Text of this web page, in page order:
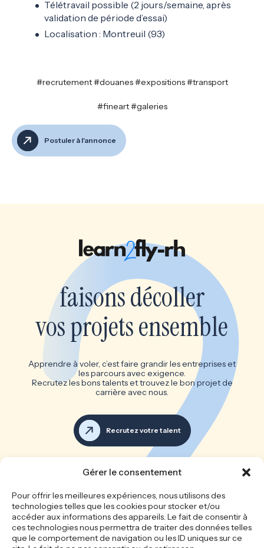
Gérer le consentement
Pour offrir les meilleures expériences, nous utilisons des
technologies telles que les cookies pour stocker et/ou
accéder aux informations des appareils. Le fait de consentir à
ces technologies nous permettra de traiter des données telles
que le comportement de navigation ou les ID uniques sur ce
Télétravail possible (2 jours/semaine, après
validation de période d’essai)
Localisation : Montreuil (93)
#recrutement #douanes #expositions #transport
#fineart #galeries
Postuler à l'annonce
faisons décoller
vos projets ensemble
Apprendre à voler, c’est faire grandir les entreprises et
les parcours avec exigence.
Recrutez les bons talents et trouvez le bon projet de
carrière avec nous.
Recrutez votre talent
Les bonnes équipes font les
grandes entreprises